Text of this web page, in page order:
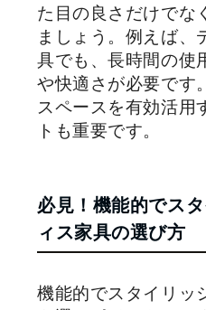
た目の良さだけでな
ましょう。例えば、
具でも、長時間の使
や快適さが必要です
スペースを有効活用
トも重要です。
必見！機能的でス
ィス家具の選び方
機能的でスタイリッ